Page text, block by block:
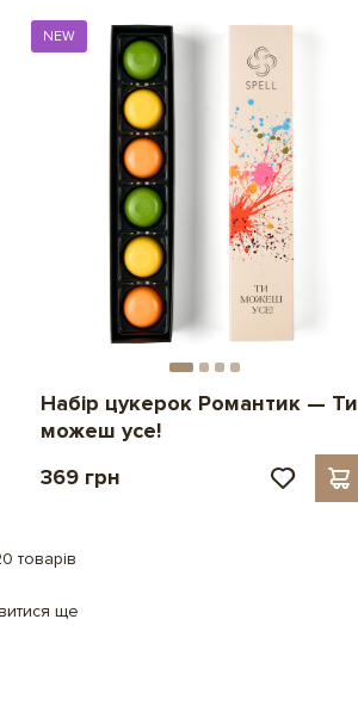
NEW
Набір цукерок Романтик — Ти
можеш усе!
369 грн
товарів
ще